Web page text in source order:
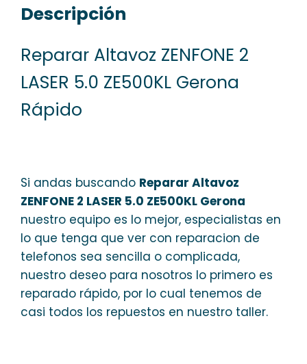
Descripción
Reparar Altavoz ZENFONE 2
LASER 5.0 ZE500KL Gerona
Rápido
Si andas buscando Reparar Altavoz
ZENFONE 2 LASER 5.0 ZE500KL Gerona
nuestro equipo es lo mejor, especialistas en
lo que tenga que ver con reparacion de
telefonos sea sencilla o complicada,
nuestro deseo para nosotros lo primero es
reparado rápido, por lo cual tenemos de
casi todos los repuestos en nuestro taller.